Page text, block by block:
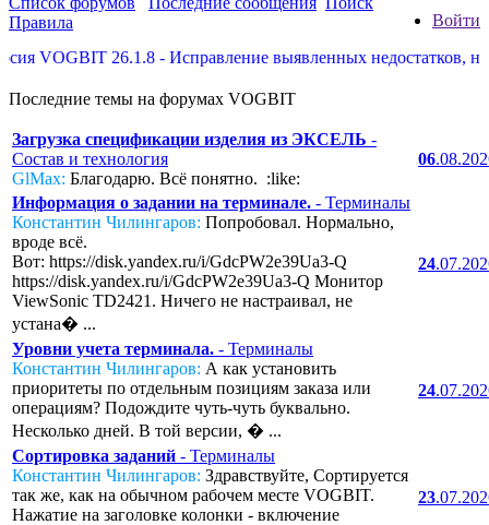
Войти
Правила
26.1.8 - Исправление выявленных недостатков,
Последние темы на форумах VOGBIT
Загрузка спецификации изделия из ЭКСЕЛЬ -
Состав и технология
GlMax: Благодарю. Всё понятно. :like:
06
Информация о задании на терминале. - Терминалы
Константин Чилингаров: Попробовал. Нормально,
вроде всё.
Вот: https://disk.yandex.ru/i/GdcPW2e39Ua3-Q
https://disk.yandex.ru/i/GdcPW2e39Ua3-Q Монитор
ViewSonic TD2421. Ничего не настраивал, не
устана� ...
24
Уровни учета терминала. - Терминалы
Константин Чилингаров: А как установить
приоритеты по отдельным позициям заказа или
операциям? Подождите чуть-чуть буквально.
Несколько дней. В той версии, � ...
24
Сортировка заданий - Терминалы
Константин Чилингаров: Здравствуйте, Сортируется
так же, как на обычном рабочем месте VOGBIT.
Нажатие на заголовке колонки - включение
23